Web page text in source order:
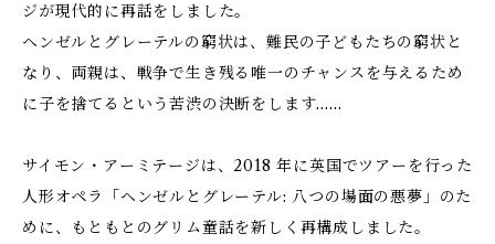
ジが現代的に再話をしました。
ヘンゼルとグレーテルの窮状は、難民の子どもたちの窮状と
なり、両親は、戦争で生き残る唯一のチャンスを与えるため
に子を捨てるという苦渋の決断をします……
サイモン・アーミテージは、2018 年に英国でツアーを行った
人形オペラ「ヘンゼルとグレーテル: 八つの場面の悪夢」のた
めに、もともとのグリム童話を新しく再構成しました。